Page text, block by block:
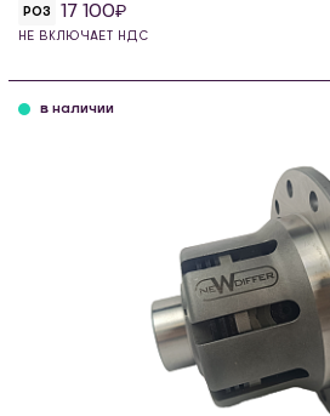
РОЗ 17 100
НЕ ВКЛЮЧАЕТ НДС
в наличии